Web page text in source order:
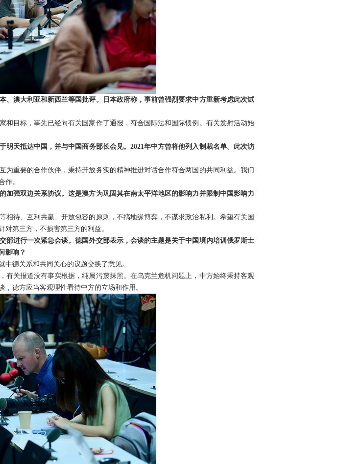
、澳大利亚和新西兰等国批评。日本政府称，事前曾强烈要求中方重新考虑此次试
和目标，事先已经向有关国家作了通报，符合国际法和国际惯例。有关发射活动始
明天抵达中国，并与中国商务部长会见。2021年中方曾将他列入制裁名单。此次访
为重要的合作伙伴，秉持开放务实的精神推进对话合作符合两国的共同利益。我们
作。
加强双边关系协议。这是澳方为巩固其在南太平洋地区的影响力并限制中国影响力
相待、互利共赢、开放包容的原则，不搞地缘博弈，不谋求政治私利。希望有关国
第三方，不损害第三方的利益。
部进行一次紧急会谈。德国外交部表示，会谈的主题是关于中国境内培训俄罗斯士
影响？
德关系和共同关心的议题交换了意见。
有关报道没有事实根据，纯属污蔑抹黑。在乌克兰危机问题上，中方始终秉持客观
德方应当客观理性看待中方的立场和作用。